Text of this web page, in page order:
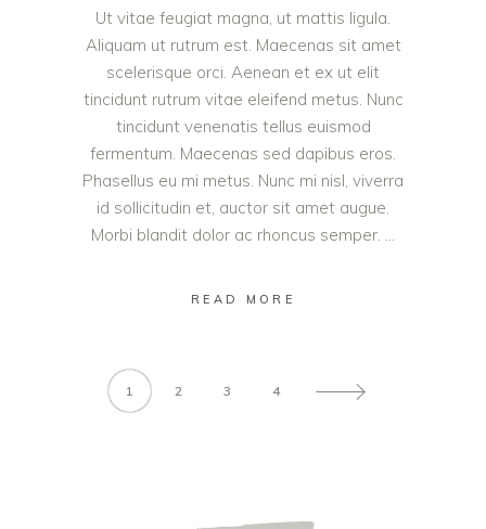
Ut vitae feugiat magna, ut mattis ligula.
Aliquam ut rutrum est. Maecenas sit amet
scelerisque orci. Aenean et ex ut elit
tincidunt rutrum vitae eleifend metus. Nunc
tincidunt venenatis tellus euismod
fermentum. Maecenas sed dapibus eros.
Phasellus eu mi metus. Nunc mi nisl, viverra
id sollicitudin et, auctor sit amet augue.
Morbi blandit dolor ac rhoncus semper.
READ MORE
1 2 3 4